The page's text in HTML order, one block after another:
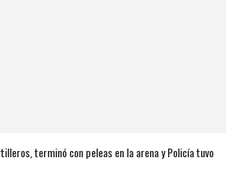
terminó con peleas en la arena y Policía tuvo